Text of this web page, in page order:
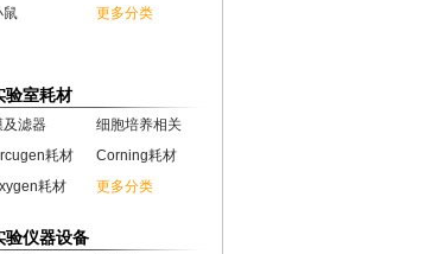
鼠
更多分类
验室耗材
及滤器
细胞培养相关
耗材
Corning耗材
耗材
更多分类
验仪器设备